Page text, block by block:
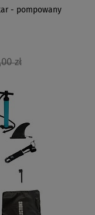
- pompowany
zł